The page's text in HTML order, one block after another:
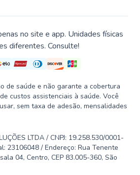
no site e app. Unidades físicas
diferentes. Consulte!
de saúde e não garante a cobertura
custos assistenciais à saúde. Você
sem taxa de adesão, mensalidades
LTDA / CNPJ: 19.258.530/0001-
23106048 / Endereço: Rua Tenente
04, Centro, CEP 83.005-360, São